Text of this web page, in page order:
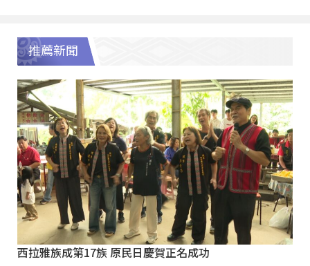
推薦新聞
西拉雅族成第17族 原民日慶賀正名成功